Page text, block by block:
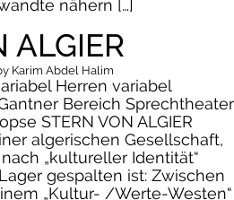
nähern […]
ALGIER
Karim Abdel Halim
Herren variabel
Bereich Sprechtheater
STERN VON ALGIER
algerischen Gesellschaft,
„kultureller Identität“
gespalten ist: Zwischen
„Kultur- /Werte-Westen“